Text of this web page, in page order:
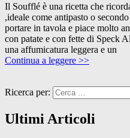
Il Soufflé è una ricetta che
,ideale come antipasto o
portare in tavola e piace molto
con patate e con fette di Speck
una affumicatura leggera e un
Continua a leggere >>
Ricerca per:
Ultimi Articoli